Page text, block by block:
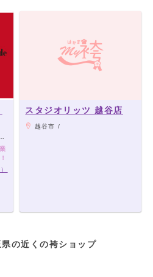
スタジオリッツ 越谷店
越谷市 /
の近くの袴ショップ